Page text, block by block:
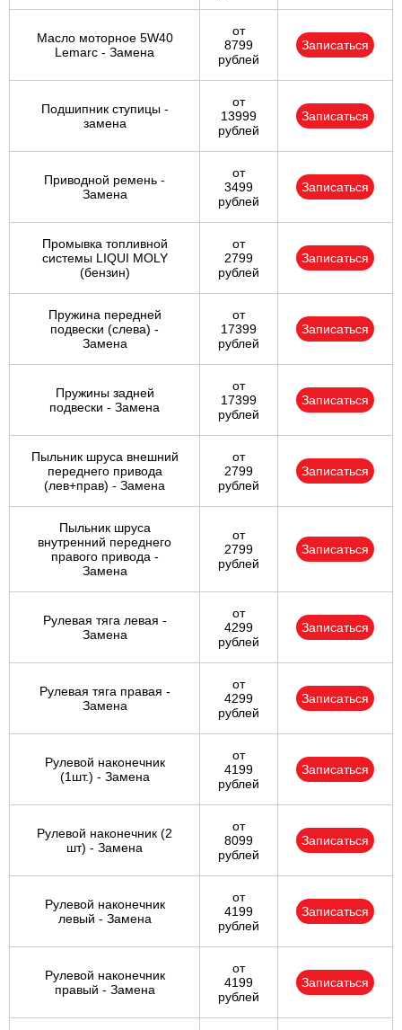
Масло моторное 5W40
Lemarc - Замена
от
8799
рублей
Записаться
Подшипник ступицы -
замена
от
13999
рублей
Записаться
Приводной ремень -
Замена
от
3499
рублей
Записаться
Промывка топливной
системы LIQUI MOLY
(бензин)
от
2799
рублей
Записаться
Пружина передней
подвески (слева) -
Замена
от
17399
рублей
Записаться
Пружины задней
подвески - Замена
от
17399
рублей
Записаться
Пыльник шруса внешний
переднего привода
(лев+прав) - Замена
от
2799
рублей
Записаться
Пыльник шруса
внутренний переднего
правого привода -
Замена
от
2799
рублей
Записаться
Рулевая тяга левая -
Замена
от
4299
рублей
Записаться
Рулевая тяга правая -
Замена
от
4299
рублей
Записаться
Рулевой наконечник
(1шт.) - Замена
от
4199
рублей
Записаться
Рулевой наконечник (2
шт) - Замена
от
8099
рублей
Записаться
Рулевой наконечник
левый - Замена
от
4199
рублей
Записаться
Рулевой наконечник
правый - Замена
от
4199
рублей
Записаться